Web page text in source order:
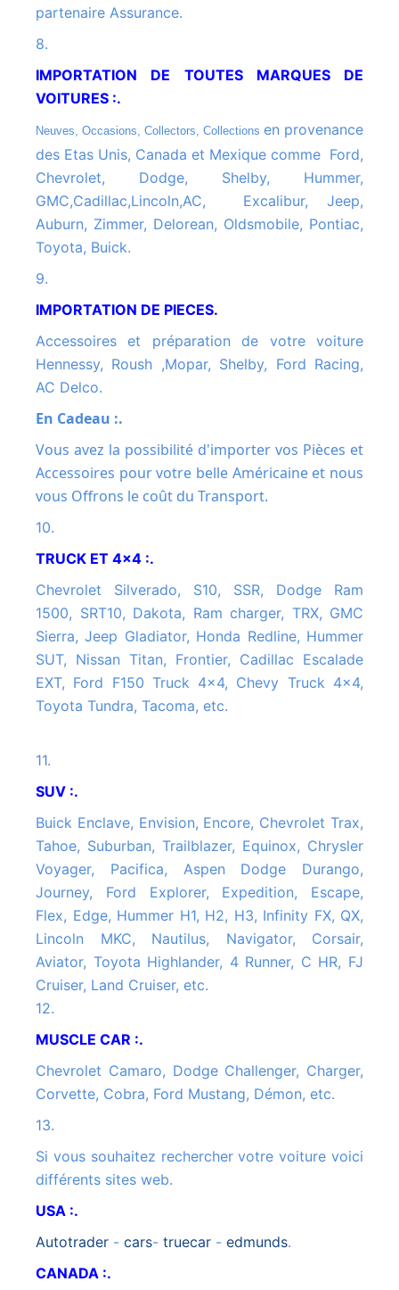
partenaire Assurance.
8.
IMPORTATION DE TOUTES MARQUES DE
VOITURES :.
Neuves, Occasions, Collectors, Collections en provenance
des Etas Unis, Canada et Mexique comme Ford,
Chevrolet, Dodge, Shelby, Hummer,
GMC,Cadillac,Lincoln,AC, Excalibur, Jeep,
Auburn, Zimmer, Delorean, Oldsmobile, Pontiac,
Toyota, Buick.
9.
IMPORTATION DE PIECES.
Accessoires et préparation de votre voiture
Hennessy, Roush ,Mopar, Shelby, Ford Racing,
AC Delco.
En Cadeau :.
Vous avez la possibilité d'importer vos Pièces et
Accessoires pour votre belle Américaine et nous
vous Offrons le coût du Transport.
10.
TRUCK ET 4x4 :.
Chevrolet Silverado, S10, SSR, Dodge Ram
1500, SRT10, Dakota, Ram charger, TRX, GMC
Sierra, Jeep Gladiator, Honda Redline, Hummer
SUT, Nissan Titan, Frontier, Cadillac Escalade
EXT, Ford F150 Truck 4x4, Chevy Truck 4x4,
Toyota Tundra, Tacoma, etc.
11.
SUV :.
Buick Enclave, Envision, Encore, Chevrolet Trax,
Tahoe, Suburban, Trailblazer, Equinox, Chrysler
Voyager, Pacifica, Aspen Dodge Durango,
Journey, Ford Explorer, Expedition, Escape,
Flex, Edge, Hummer H1, H2, H3, Infinity FX, QX,
Lincoln MKC, Nautilus, Navigator, Corsair,
Aviator, Toyota Highlander, 4 Runner, C HR, FJ
Cruiser, Land Cruiser, etc.
12.
MUSCLE CAR :.
Chevrolet Camaro, Dodge Challenger, Charger,
Corvette, Cobra, Ford Mustang, Démon, etc.
13.
Si vous souhaitez rechercher votre voiture voici
différents sites web.
USA :.
autotrader - cars- truecar - edmunds.
CANADA :.